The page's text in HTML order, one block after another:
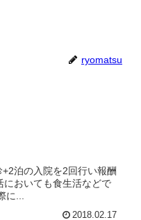
ryomatsu
泊の入院を2回行い報酬
においても食生活などで
...
2018.02.17